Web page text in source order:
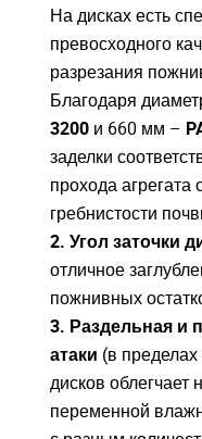
На дисках есть
превосходного
разрезания
Благодаря
3200 и 660 мм –
заделки
прохода агрегата
гребнистости
2. Угол заточки
отличное
пожнивных
3. Раздельная и
атаки (в
дисков облегчает
переменной